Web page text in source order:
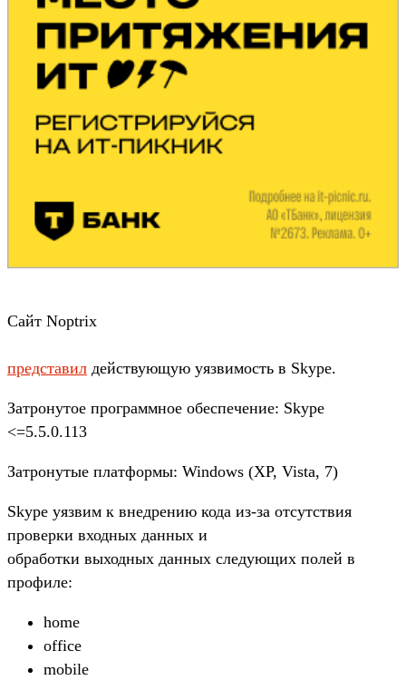
Сайт Noptrix
представил действующую уязвимость в Skype.
Затронутое программное обеспечение: Skype
<=5.5.0.113
Затронутые платформы: Windows (XP, Vista, 7)
Skype уязвим к внедрению кода из-за отсутствия
проверки входных данных и
обработки выходных данных следующих полей в
профиле:
home
office
mobile